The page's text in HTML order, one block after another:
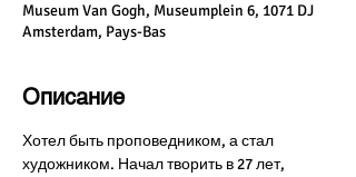
Museum Van Gogh, Museumplein 6, 1071 DJ
Amsterdam, Pays-Bas
Описание
Хотел быть проповедником, а стал
художником. Начал творить в 27 лет,